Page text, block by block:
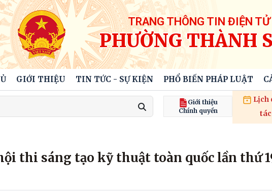
TRANG THÔNG TIN ĐIỆN TỬ
PHƯỜNG THÀNH
GIỚI THIỆU TIN TỨC - SỰ KIỆN PHỔ BIẾN PHÁP LUẬT
Giới thiệu
Chính quyền
Lịch
tác
thi sáng tạo kỹ thuật toàn quốc lần thứ